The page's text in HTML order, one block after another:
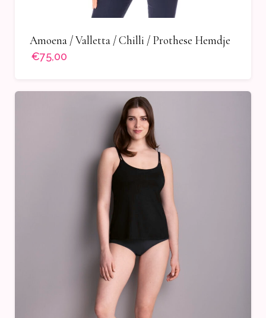
Amoena / Valletta / Chilli / Prothese Hemdje
€75,00